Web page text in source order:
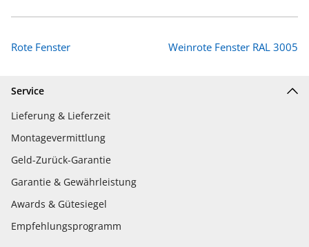
Rote Fenster Weinrote Fenster RAL 3005
Service
Lieferung & Lieferzeit
Montagevermittlung
Geld-Zurück-Garantie
Garantie & Gewährleistung
Awards & Gütesiegel
Empfehlungsprogramm